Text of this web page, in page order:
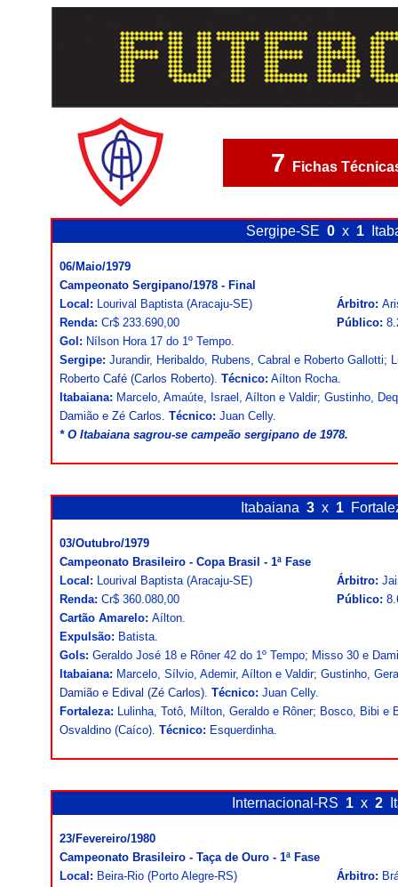
7 Fichas
Sergipe-SE 0 x 1
06/Maio/1979
Campeonato Sergipano/1978 - Final
Local: Lourival Baptista (Aracaju-SE) Árbitro:
Renda: Cr$ 233.690,00 Público:
Gol: Nílson Hora 17 do 1º Tempo.
Sergipe: Jurandir, Heribaldo, Rubens, Cabral e Roberto Gallotti;
Roberto Café (Carlos Roberto). Técnico: Aílton Rocha.
Itabaiana: Marcelo, Amaúte, Israel, Aílton e Valdir; Gustinho,
Damião e Zé Carlos. Técnico: Juan Celly.
* O Itabaiana sagrou-se campeão sergipano de 1978.
Itabaiana 3 x 1
03/Outubro/1979
Campeonato Brasileiro - Copa Brasil - 1ª Fase
Local: Lourival Baptista (Aracaju-SE) Árbitro:
Renda: Cr$ 360.080,00 Público:
Cartão Amarelo: Aílton.
Expulsão: Batista.
Gols: Geraldo José 18 e Rôner 42 do 1º Tempo; Misso 30 e
Itabaiana: Marcelo, Sílvio, Ademir, Aílton e Valdir; Gustinho,
Damião e Edival (Zé Carlos). Técnico: Juan Celly.
Fortaleza: Lulinha, Totô, Mílton, Geraldo e Rôner; Bosco, Bibi e
Osvaldino (Caíco). Técnico: Esquerdinha.
Internacional-RS 1 x 2
23/Fevereiro/1980
Campeonato Brasileiro - Taça de Ouro - 1ª Fase
Local: Beira-Rio (Porto Alegre-RS) Árbitro: